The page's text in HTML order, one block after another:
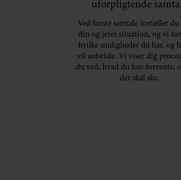
uforpligtende
Ved første samtale fortæller du
din og jeres situation, og vi
hvilke muligheder du har, og
vil anbefale. Vi viser dig
du ved, hvad du kan forvente,
der skal ske.